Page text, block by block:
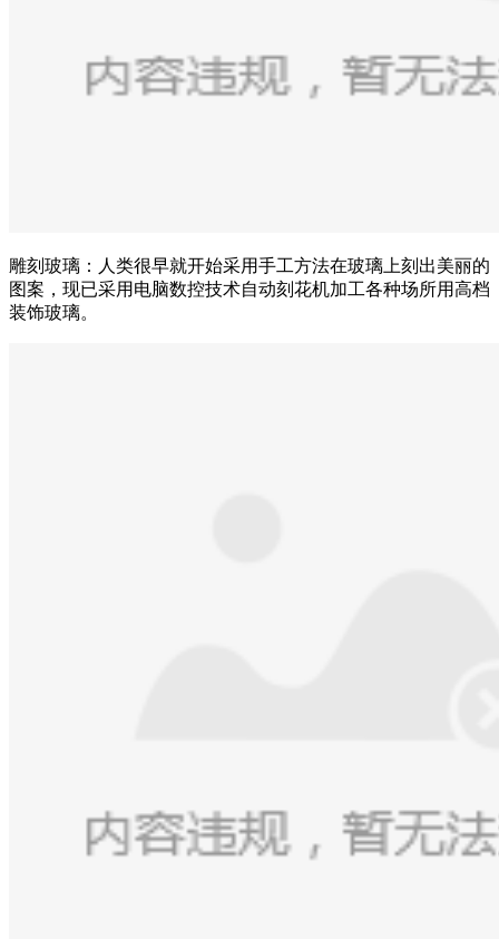
雕刻玻璃：人类很早就开始采用手工方法在玻璃上刻出美丽的
图案，现已采用电脑数控技术自动刻花机加工各种场所用高档
装饰玻璃。